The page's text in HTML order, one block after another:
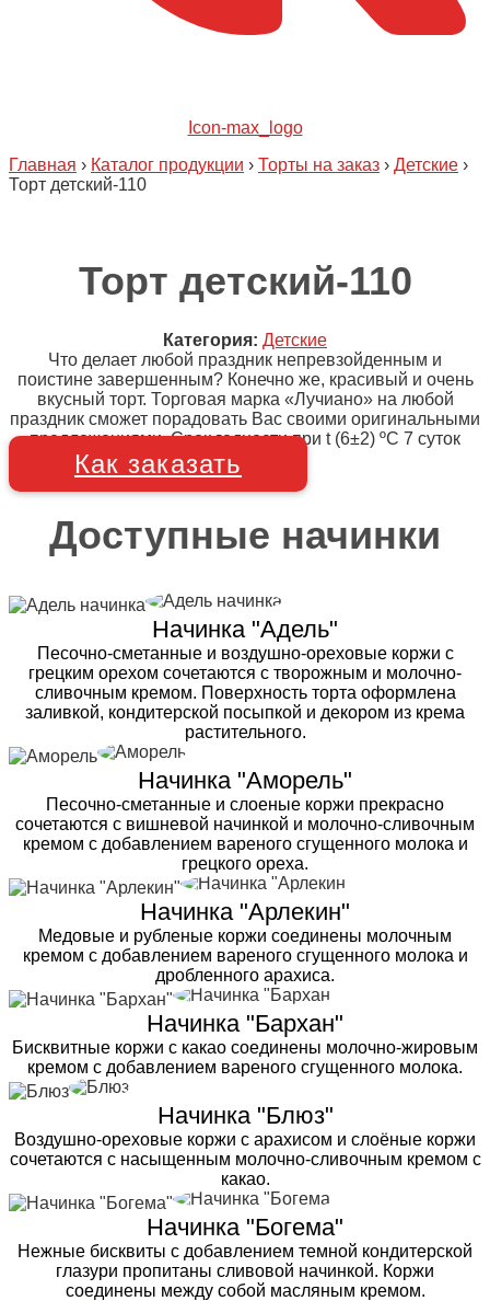
Icon-max_logo
Главная › Каталог продукции › Торты на заказ › Детские ›
Торт детский-110
Торт детский-110
Категория: Детские
Что делает любой праздник непревзойденным и
поистине завершенным? Конечно же, красивый и очень
вкусный торт. Торговая марка «Лучиано» на любой
праздник сможет порадовать Вас своими оригинальными
предложениями. Срок годности при t (6±2) ºC 7 суток
Как заказать
Доступные начинки
Начинка "Адель"
Песочно-сметанные и воздушно-ореховые коржи с
грецким орехом сочетаются с творожным и молочно-
сливочным кремом. Поверхность торта оформлена
заливкой, кондитерской посыпкой и декором из крема
растительного.
Начинка "Аморель"
Песочно-сметанные и слоеные коржи прекрасно
сочетаются с вишневой начинкой и молочно-сливочным
кремом с добавлением вареного сгущенного молока и
грецкого ореха.
Начинка "Арлекин"
Медовые и рубленые коржи соединены молочным
кремом с добавлением вареного сгущенного молока и
дробленного арахиса.
Начинка "Бархан"
Бисквитные коржи с какао соединены молочно-жировым
кремом с добавлением вареного сгущенного молока.
Начинка "Блюз"
Воздушно-ореховые коржи с арахисом и слоёные коржи
сочетаются с насыщенным молочно-сливочным кремом с
какао.
Начинка "Богема"
Нежные бисквиты с добавлением темной кондитерской
глазури пропитаны сливовой начинкой. Коржи
соединены между собой масляным кремом.